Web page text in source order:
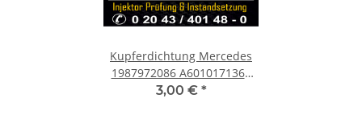
Kupferdichtung Mercedes
1987972086 A6010171360
Dichtring Einspritzdüse
3,00 € *